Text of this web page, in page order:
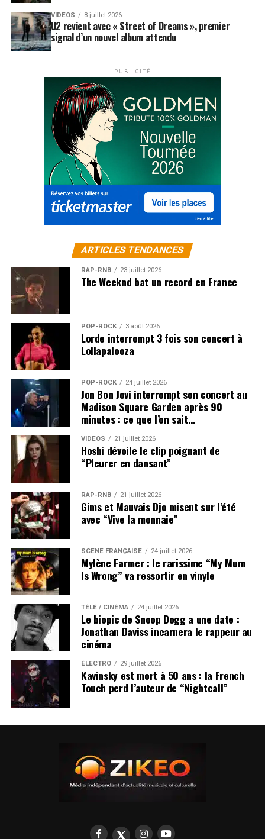
VIDEOS 8 juillet 2026
U2 revient avec « Street of Dreams », premier
signal d’un nouvel album attendu
PUBLICITÉ
ARTICLES TENDANCES
RAP-RNB 23 juillet 2026
The Weeknd bat un record en France
POP-ROCK 3 août 2026
Lorde interrompt 3 fois son concert à
Lollapalooza
POP-ROCK 24 juillet 2026
Jon Bon Jovi interrompt son concert au
Madison Square Garden après 90
minutes : ce que l’on sait…
VIDEOS 21 juillet 2026
Hoshi dévoile le clip poignant de
“Pleurer en dansant”
RAP-RNB 21 juillet 2026
Gims et Mauvais Djo misent sur l’été
avec “Vive la monnaie”
SCÈNE FRANÇAISE 24 juillet 2026
Mylène Farmer : le rarissime “My Mum
Is Wrong” va ressortir en vinyle
TÉLÉ / CINÉMA 24 juillet 2026
Le biopic de Snoop Dogg a une date :
Jonathan Daviss incarnera le rappeur au
cinéma
ÉLECTRO 29 juillet 2026
Kavinsky est mort à 50 ans : la French
Touch perd l’auteur de “Nightcall”